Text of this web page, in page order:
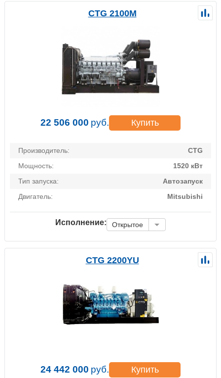
CTG 2100M
22 506 000 руб. Купить
Производитель:
CTG
Мощность:
1520 кВт
Тип запуска:
Автозапуск
Двигатель:
Mitsubishi
Исполнение: Открытое
CTG 2200YU
24 442 000 руб. Купить